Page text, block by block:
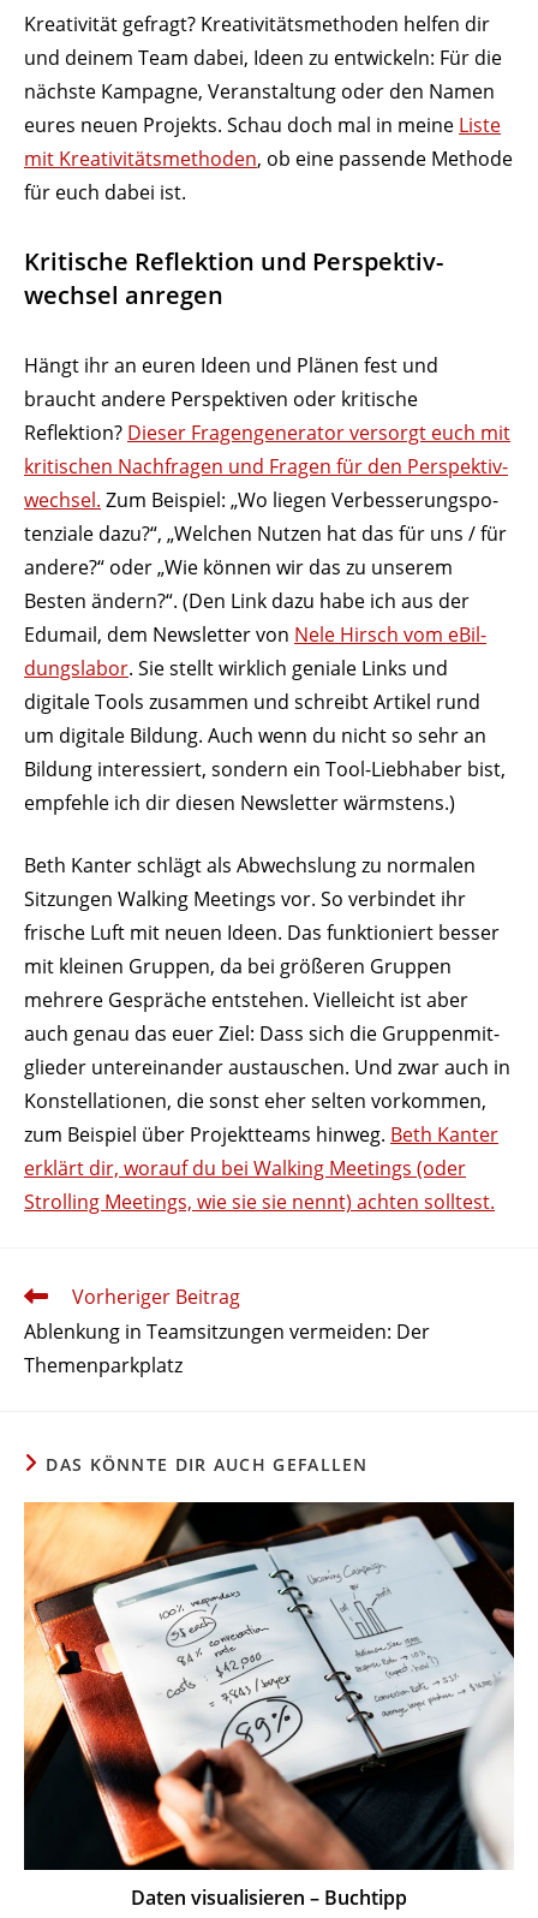
Krea­ti­vität gefragt? Krea­ti­vi­täts­me­thoden helfen dir
und deinem Team dabei, Ideen zu entwi­ckeln: Für die
nächste Kampagne, Veran­staltung oder den Namen
eures neuen Projekts. Schau doch mal in meine Liste
mit Krea­ti­vi­täts­me­thoden, ob eine passende Methode
für euch dabei ist.
Kritische Reflektion und Perspek­tiv­
wechsel anregen
Hängt ihr an euren Ideen und Plänen fest und
braucht andere Perspek­tiven oder kritische
Reflektion? Dieser Fragen­ge­ne­rator versorgt euch mit
kriti­schen Nach­fragen und Fragen für den Perspek­tiv­
wechsel. Zum Beispiel: „Wo liegen Verbes­se­rungs­po­
ten­ziale dazu?“, „Welchen Nutzen hat das für uns / für
andere?“ oder „Wie können wir das zu unserem
Besten ändern?“. (Den Link dazu habe ich aus der
Edumail, dem News­letter von Nele Hirsch vom eBil­
dungs­labor. Sie stellt wirklich geniale Links und
digitale Tools zusammen und schreibt Artikel rund
um digitale Bildung. Auch wenn du nicht so sehr an
Bildung inter­es­siert, sondern ein Tool-Lieb­haber bist,
empfehle ich dir diesen News­letter wärmstens.)
Beth Kanter schlägt als Abwechslung zu normalen
Sitzungen Walking Meetings vor. So verbindet ihr
frische Luft mit neuen Ideen. Das funk­tio­niert besser
mit kleinen Gruppen, da bei größeren Gruppen
mehrere Gespräche entstehen. Viel­leicht ist aber
auch genau das euer Ziel: Dass sich die Grup­pen­mit­
glieder unter­ein­ander austau­schen. Und zwar auch in
Konstel­la­tionen, die sonst eher selten vorkommen,
zum Beispiel über Projekt­teams hinweg. Beth Kanter
erklärt dir, worauf du bei Walking Meetings (oder
Strolling Meetings, wie sie sie nennt) achten solltest.
Weitere
Artikel
ansehen
Vorheriger Beitrag
Ablenkung in Team­sit­zungen vermeiden: Der
Themenparkplatz
DAS KÖNNTE DIR AUCH GEFALLEN
Daten visua­li­sieren – Buchtipp